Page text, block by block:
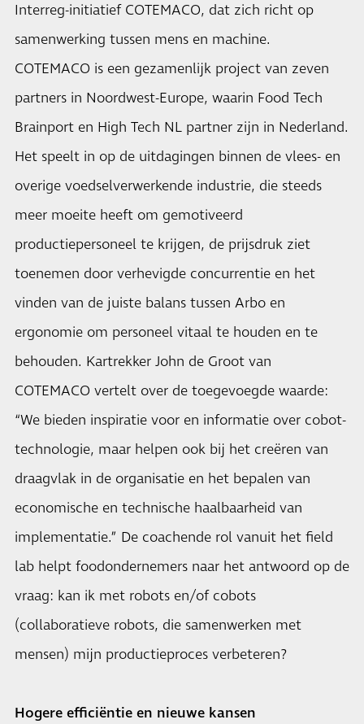
Interreg-initiatief COTEMACO, dat zich richt op
samenwerking tussen mens en machine.
COTEMACO is een gezamenlijk project van zeven
partners in Noordwest-Europe, waarin Food Tech
Brainport en High Tech NL partner zijn in Nederland.
Het speelt in op de uitdagingen binnen de vlees- en
overige voedselverwerkende industrie, die steeds
meer moeite heeft om gemotiveerd
productiepersoneel te krijgen, de prijsdruk ziet
toenemen door verhevigde concurrentie en het
vinden van de juiste balans tussen Arbo en
ergonomie om personeel vitaal te houden en te
behouden. Kartrekker John de Groot van
COTEMACO vertelt over de toegevoegde waarde:
“We bieden inspiratie voor en informatie over cobot-
technologie, maar helpen ook bij het creëren van
draagvlak in de organisatie en het bepalen van
economische en technische haalbaarheid van
implementatie.” De coachende rol vanuit het field
lab helpt foodondernemers naar het antwoord op de
vraag: kan ik met robots en/of cobots
(collaboratieve robots, die samenwerken met
mensen) mijn productieproces verbeteren?
Hogere efficiëntie en nieuwe kansen